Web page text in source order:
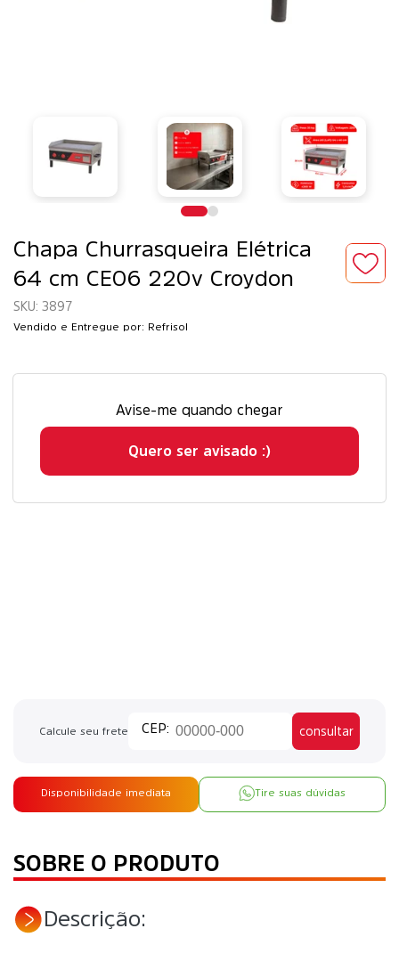
Chapa Churrasqueira Elétrica
64 cm CE06 220v Croydon
3897
Vendido e Entregue por: Refrisol
Avise-me quando chegar
Quero ser avisado :)
Calcule seu frete consultar
Disponibilidade imediata Tire suas dúvidas
SOBRE O PRODUTO
Descrição: